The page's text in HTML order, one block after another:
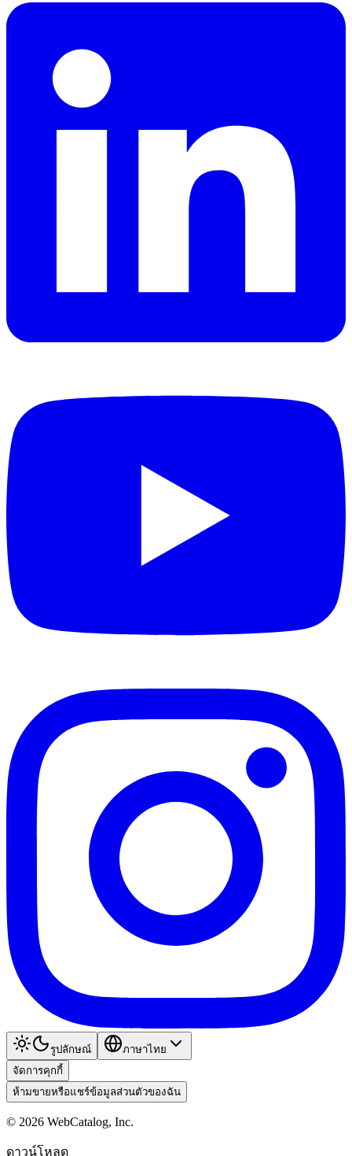
รูปลักษณ์
ภาษาไทย
จัดการคุกกี้
ห้ามขายหรือแชร์ข้อมูลส่วนตัวของฉัน
© 2026 WebCatalog, Inc.
ดาวน์โหลด